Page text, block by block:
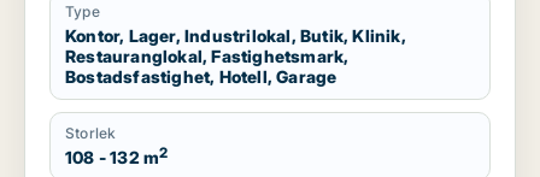
Type
Kontor, Lager, Industrilokal, Butik, Klinik,
Restauranglokal, Fastighetsmark,
Bostadsfastighet, Hotell, Garage
Storlek
108 - 132 m2